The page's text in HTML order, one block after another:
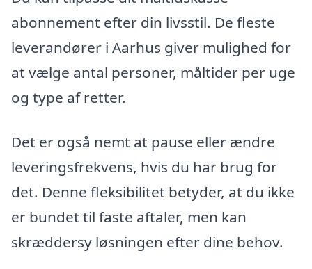
abonnement efter din livsstil. De fleste
leverandører i Aarhus giver mulighed for
at vælge antal personer, måltider per uge
og type af retter.
Det er også nemt at pause eller ændre
leveringsfrekvens, hvis du har brug for
det. Denne fleksibilitet betyder, at du ikke
er bundet til faste aftaler, men kan
skræddersy løsningen efter dine behov.